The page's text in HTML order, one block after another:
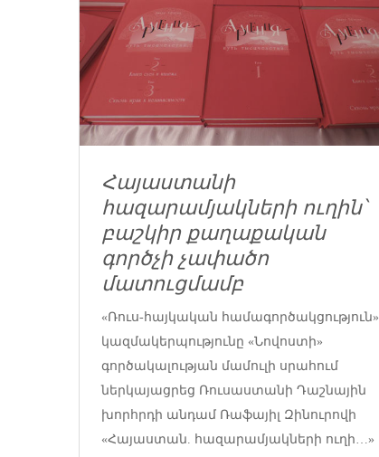
Հայաստանի
հազարամյակների ուղին՝
բաշկիր քաղաքական
գործչի չափածո
մատուցմամբ
«Ռուս-հայկական համագործակցություն»
կազմակերպությունը «Նովոստի»
գործակալության մամուլի սրահում
ներկայացրեց Ռուսաստանի Դաշնային
խորհրդի անդամ Ռաֆայիլ Զինուրովի
«Հայաստան. հազարամյակների ուղի…»